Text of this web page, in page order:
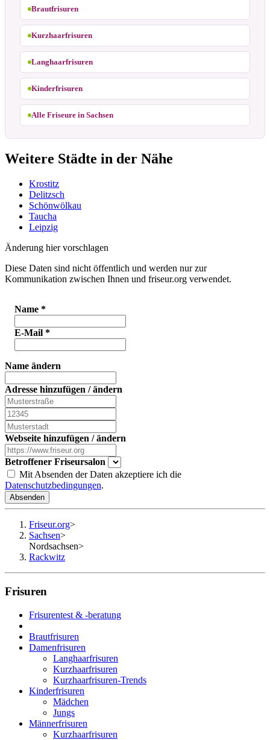
Brautfrisuren
Kurzhaarfrisuren
Langhaarfrisuren
Kinderfrisuren
Alle Friseure in Sachsen
Weitere Städte in der Nähe
Krostitz
Delitzsch
Schönwölkau
Taucha
Leipzig
Änderung hier vorschlagen
Diese Daten sind nicht öffentlich und werden nur zur
Kommunikation zwischen Ihnen und friseur.org verwendet.
Name *
E-Mail *
Name ändern
Adresse hinzufügen / ändern
Webseite hinzufügen / ändern
Betroffener Friseursalon
Mit Absenden der Daten akzeptiere ich die
Datenschutzbedingungen.
Absenden
Friseur.org>
Sachsen>
Nordsachsen>
Rackwitz
Frisuren
Frisurentest & -beratung
Brautfrisuren
Damenfrisuren
Langhaarfrisuren
Kurzhaarfrisuren
Kurzhaarfrisuren-Trends
Kinderfrisuren
Mädchen
Jungs
Männerfrisuren
Kurzhaarfrisuren